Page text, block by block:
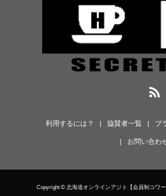
利用するには？ 協賛者一覧 プ
お問い合わ
Copyright © 北海道オンラインアジト【会員制コワ